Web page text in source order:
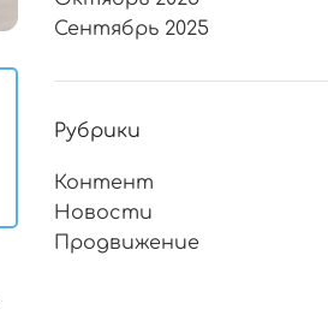
Сентябрь 2025
Рубрики
Контент
Новости
Продвижение